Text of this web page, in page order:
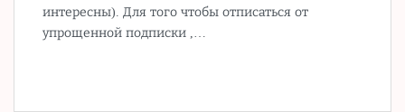
интересны). Для того чтобы отписаться от
упрощенной подписки ,…